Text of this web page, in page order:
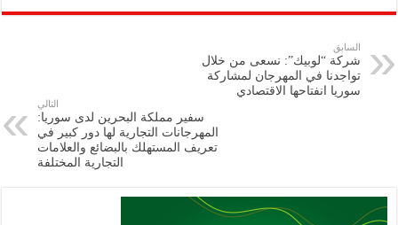
p
y
Li
n
eb
k
tt
nt
at
A
p
gr
ai
ar
السابق
شركة “لوبيك”: نسعى من خلال
تواجدنا في المهرجان لمشاركة
سوريا انفتاحها الاقتصادي
التالي
سفير مملكة البحرين لدى سوريا:
المهرجانات التجارية لها دور كبير في
تعريف المستهلك بالبضائع والعلامات
التجارية المختلفة